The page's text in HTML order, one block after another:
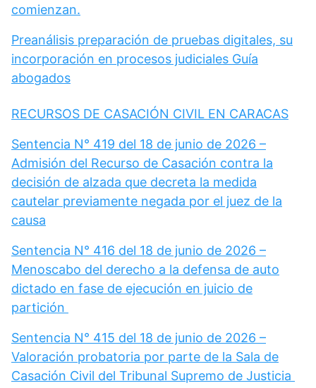
comienzan.
Preanálisis preparación de pruebas digitales, su
incorporación en procesos judiciales Guía
abogados
RECURSOS DE CASACIÓN CIVIL EN CARACAS
Sentencia N° 419 del 18 de junio de 2026 –
Admisión del Recurso de Casación contra la
decisión de alzada que decreta la medida
cautelar previamente negada por el juez de la
causa
Sentencia N° 416 del 18 de junio de 2026 –
Menoscabo del derecho a la defensa de auto
dictado en fase de ejecución en juicio de
partición
Sentencia N° 415 del 18 de junio de 2026 –
Valoración probatoria por parte de la Sala de
Casación Civil del Tribunal Supremo de Justicia